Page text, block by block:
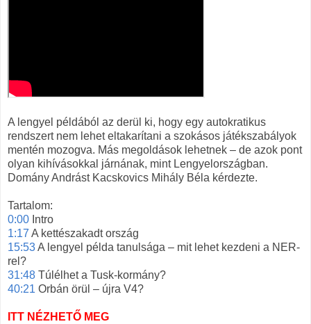
A lengyel példából az derül ki, hogy egy autokratikus
rendszert nem lehet eltakarítani a szokásos játékszabályok
mentén mozogva. Más megoldások lehetnek – de azok pont
olyan kihívásokkal járnának, mint Lengyelországban.
Domány Andrást Kacskovics Mihály Béla kérdezte.
Tartalom:
0:00 Intro
1:17 A kettészakadt ország
15:53A lengyel példa tanulsága – mit lehet kezdeni a NER-
rel?
31:48 Túlélhet a Tusk-kormány?
40:21 Orbán örül – újra V4?
ITT NÉZHETŐ MEG